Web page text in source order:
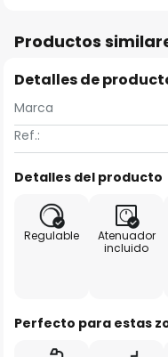
Productos
Detalles de
Marca
Ref.:
Detalles del producto
Regulable
Atenuador
incluido
Perfecto para estas